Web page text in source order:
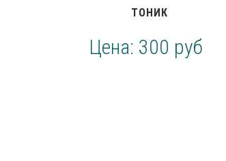
ТОНИК
Цена: 300 руб